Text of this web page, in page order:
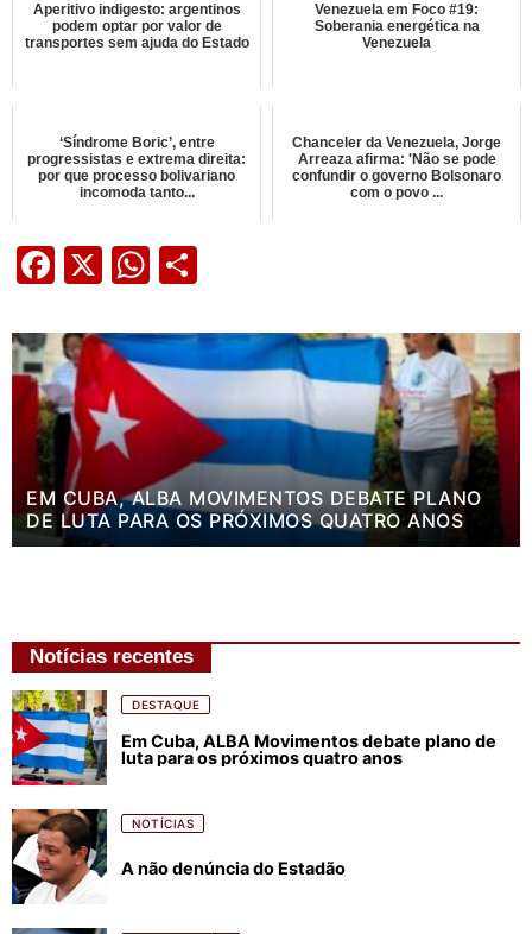
Aperitivo indigesto: argentinos
podem optar por valor de
transportes sem ajuda do Estado
Venezuela em Foco #19:
Soberania energética na
Venezuela
‘Síndrome Boric’, entre
progressistas e extrema direita:
por que processo bolivariano
incomoda tanto...
Chanceler da Venezuela, Jorge
Arreaza afirma: 'Não se pode
confundir o governo Bolsonaro
com o povo ...
Facebook
X WhatsApp
EM CUBA, ALBA MOVIMENTOS DEBATE PLANO
DE LUTA PARA OS PRÓXIMOS QUATRO ANOS
Notícias recentes
DESTAQUE
Em Cuba, ALBA Movimentos debate plano de
luta para os próximos quatro anos
NOTÍCIAS
A não denúncia do Estadão